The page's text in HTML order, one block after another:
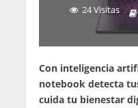
24 Visitas
Con inteligencia
notebook detecta
cuida tu bienestar